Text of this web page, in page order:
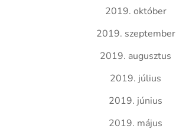
2019. október
2019. szeptember
2019. augusztus
2019. július
2019. június
2019. május